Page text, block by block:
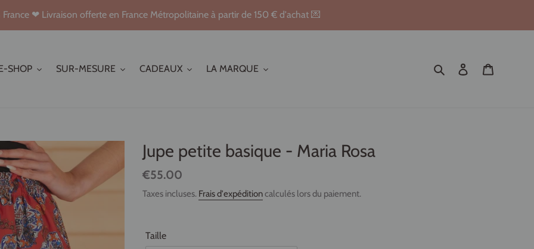
❤ Livraison offerte en France Métropolitaine à partir de 150 € d'achat 💌
SHOP SUR-MESURE CADEAUX LA MARQUE RechercherSe connecter
Jupe petite basique - Maria Rosa
Prix
normal
€55.00
Taxes incluses. Frais d'expéditioncalculés lors du paiement.
Taille